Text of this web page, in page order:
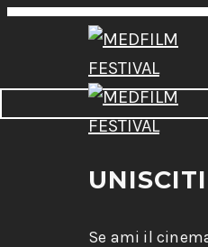
Se ami il